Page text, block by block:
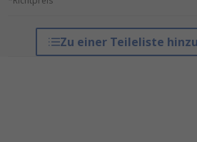
Zu einer Teileliste